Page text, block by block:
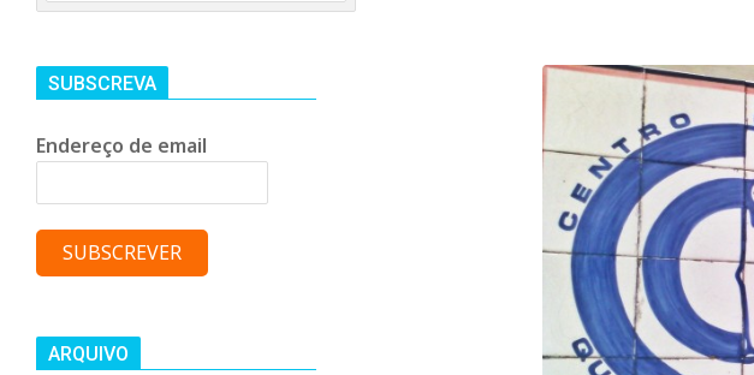
o
C
o
m
SUBSCREVA
Endereço de email
ARQUIVO